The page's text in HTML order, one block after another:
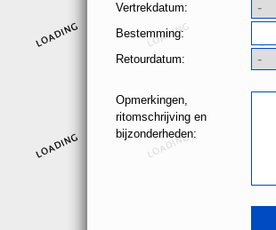
Vertrekdatum:
Bestemming:
Retourdatum:
Opmerkingen,
ritomschrijving en
bijzonderheden: